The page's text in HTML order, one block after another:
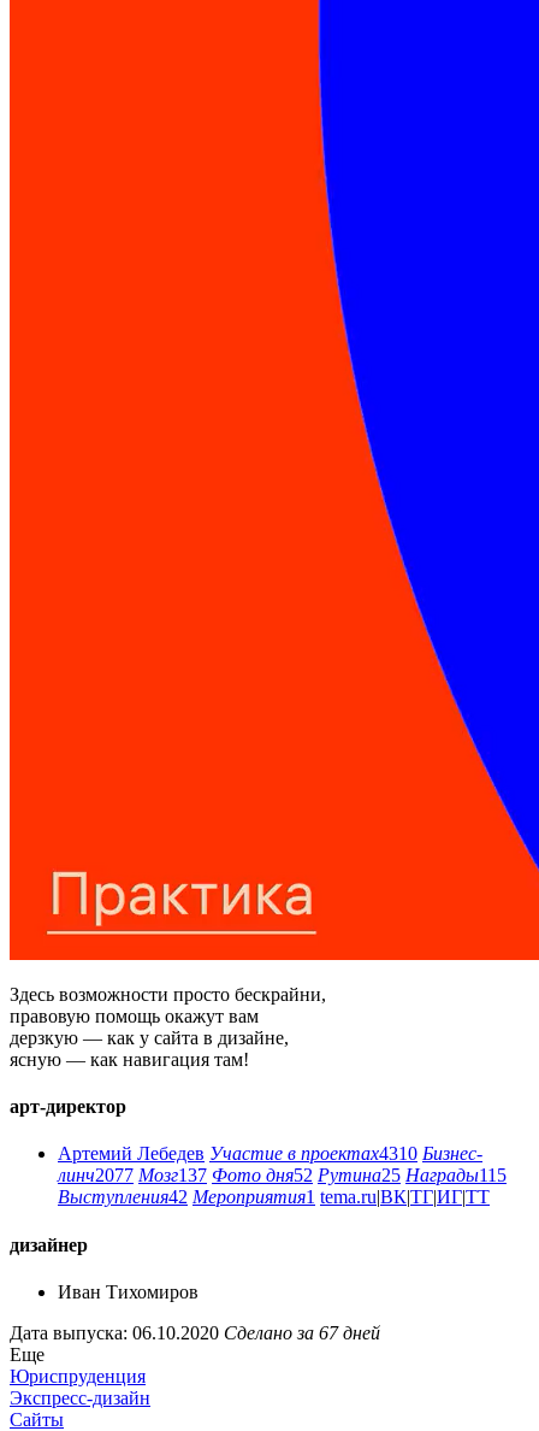
Здесь возможности просто бескрайни,
правовую помощь окажут вам
дерзкую — как у сайта в дизайне,
ясную — как навигация там!
арт-директор
Артемий Лебедев Участие в проектах4310 Бизнес-
линч2077 Мозг137 Фото дня52 Рутина25 Награды115
Выступления42 Мероприятия1 tema.ru|ВК|ТГ|ИГ|ТТ
дизайнер
Иван Тихомиров
Дата выпуска: 06.10.2020 Сделано за 67 дней
Еще
Юриспруденция
Экспресс-дизайн
Сайты